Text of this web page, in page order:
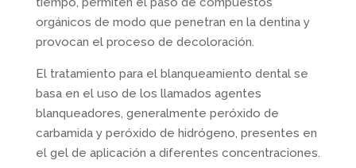
orgánicos de modo que penetran en la dentina y
provocan el proceso de decoloración.
El tratamiento para el blanqueamiento dental se
basa en el uso de los llamados agentes
blanqueadores, generalmente peróxido de
carbamida y peróxido de hidrógeno, presentes en
el gel de aplicación a diferentes concentraciones.